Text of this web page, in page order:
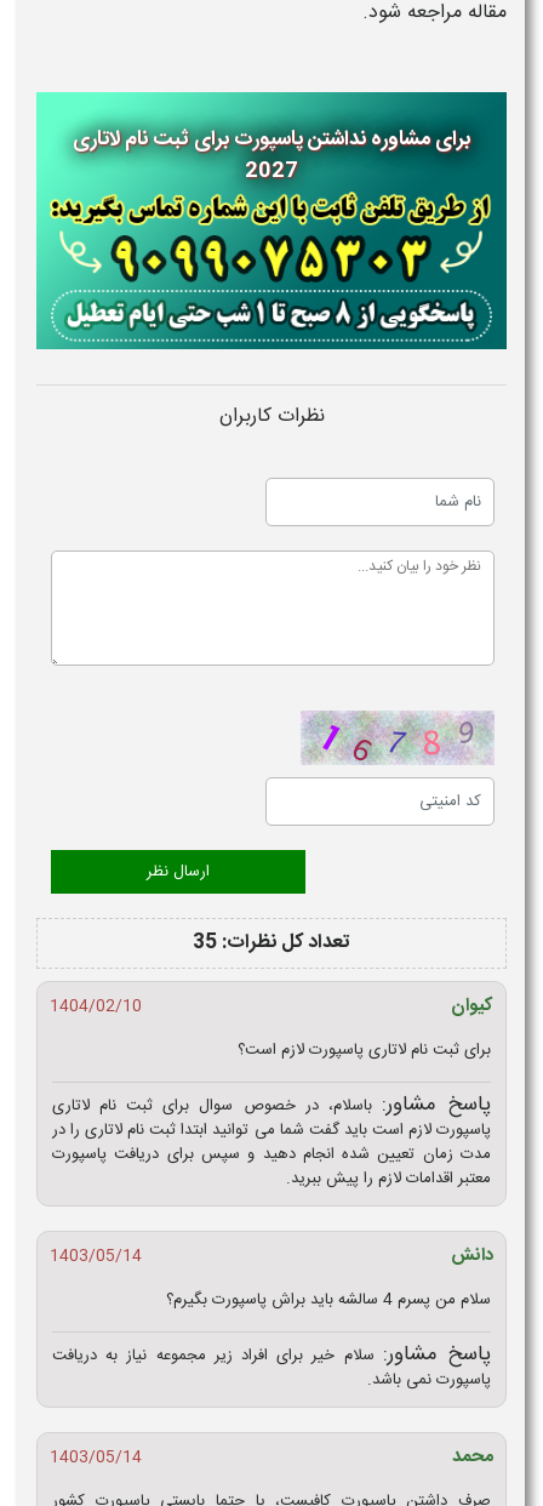
مقاله مراجعه شود.
برای مشاوره نداشتن پاسپورت برای ثبت نام لاتاری
2027
نظرات کاربران
تعداد کل نظرات: 35
کیوان
1404/02/10
برای ثبت نام لاتاری پاسپورت لازم است؟
پاسخ مشاور: باسلام، در خصوص سوال برای ثبت نام لاتاری
پاسپورت لازم است باید گفت شما می توانید ابتدا ثبت نام لاتاری را در
مدت زمان تعیین شده انجام دهید و سپس برای دریافت پاسپورت
معتبر اقدامات لازم را پیش ببرید.
دانش
1403/05/14
سلام من پسرم 4 سالشه باید براش پاسپورت بگیرم؟
پاسخ مشاور: سلام خیر برای افراد زیر مجموعه نیاز به دریافت
پاسپورت نمی باشد.
محمد
1403/05/14
صرف داشتن پاسپورت کافیست، یا حتما بایستی پاسپورت کشور